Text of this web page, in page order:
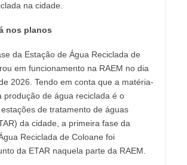
na cidade.
nos planos
da Estação de Água Reciclada de
em funcionamento na RAEM no dia
2026. Tendo em conta que a matéria-
produção de água reciclada é o
de tratamento de águas
da cidade, a primeira fase da
Reciclada de Coloane foi
da ETAR naquela parte da RAEM.